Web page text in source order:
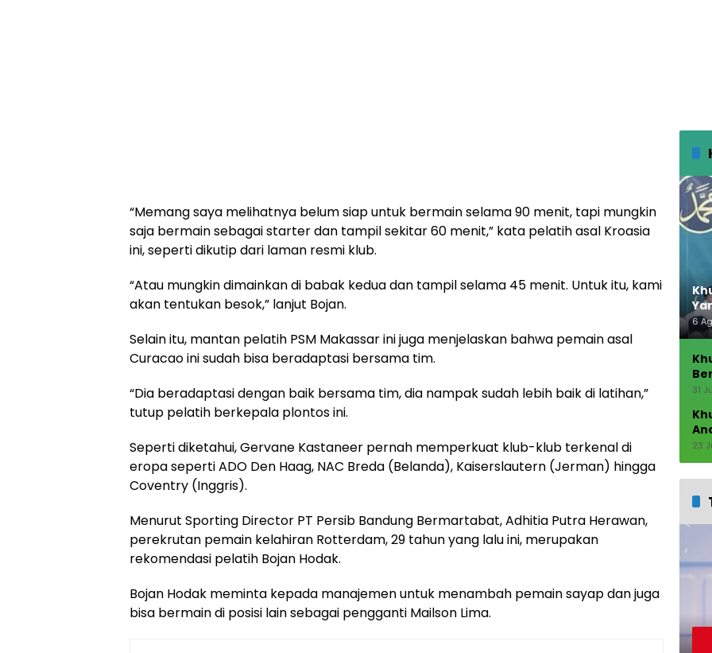
“Memang saya melihatnya belum siap untuk bermain selama 90 menit, tapi mungkin
saja bermain sebagai starter dan tampil sekitar 60 menit,” kata pelatih asal Kroasia
ini, seperti dikutip dari laman resmi klub.
“Atau mungkin dimainkan di babak kedua dan tampil selama 45 menit. Untuk itu, kami
akan tentukan besok,” lanjut Bojan.
Selain itu, mantan pelatih PSM Makassar ini juga menjelaskan bahwa pemain asal
Curacao ini sudah bisa beradaptasi bersama tim.
“Dia beradaptasi dengan baik bersama tim, dia nampak sudah lebih baik di latihan,”
tutup pelatih berkepala plontos ini.
Seperti diketahui, Gervane Kastaneer pernah memperkuat klub-klub terkenal di
eropa seperti ADO Den Haag, NAC Breda (Belanda), Kaiserslautern (Jerman) hingga
Coventry (Inggris).
Menurut Sporting Director PT Persib Bandung Bermartabat, Adhitia Putra Herawan,
perekrutan pemain kelahiran Rotterdam, 29 tahun yang lalu ini, merupakan
rekomendasi pelatih Bojan Hodak.
Bojan Hodak meminta kepada manajemen untuk menambah pemain sayap dan juga
bisa bermain di posisi lain sebagai pengganti Mailson Lima.
6
31
23